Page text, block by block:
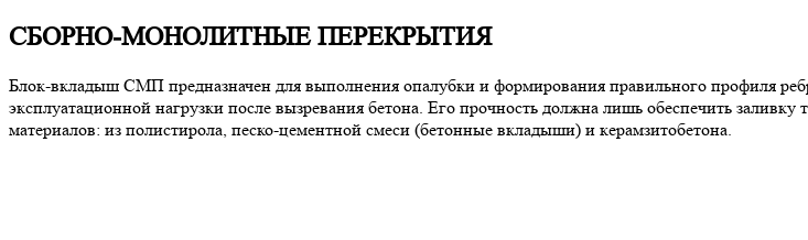
СБОРНО-МОНОЛИТНЫЕ ПЕРЕКРЫТИЯ
Блок-вкладыш СМП предназначен для выполнения опалубки и формирования правильного профиля
эксплуатационной нагрузки после вызревания бетона. Его прочность должна лишь обеспечить
материалов: из полистирола, песко-цементной смеси (бетонные вкладыши) и керамзитобетона.